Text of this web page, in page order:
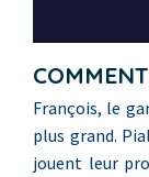
François, le
plus grand.
jouent leur